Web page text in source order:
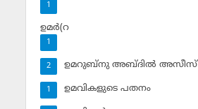
1
ഉമര്‍(റ
1
ഉമറുബ്‌നു അബ്ദില്‍ അസീസ്‌
2
ഉമവികളുടെ പതനം
1